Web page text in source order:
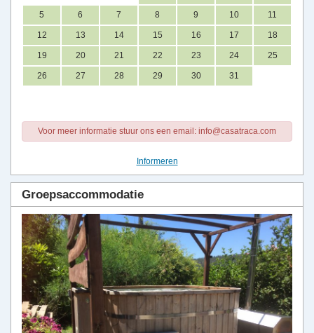
5 6 7 8 9 10 11
12 13 14 15 16 17 18
19 20 21 22 23 24 25
26 27 28 29 30 31
Voor meer informatie stuur ons een email: info@casatraca.com
Informeren
Groepsaccommodatie